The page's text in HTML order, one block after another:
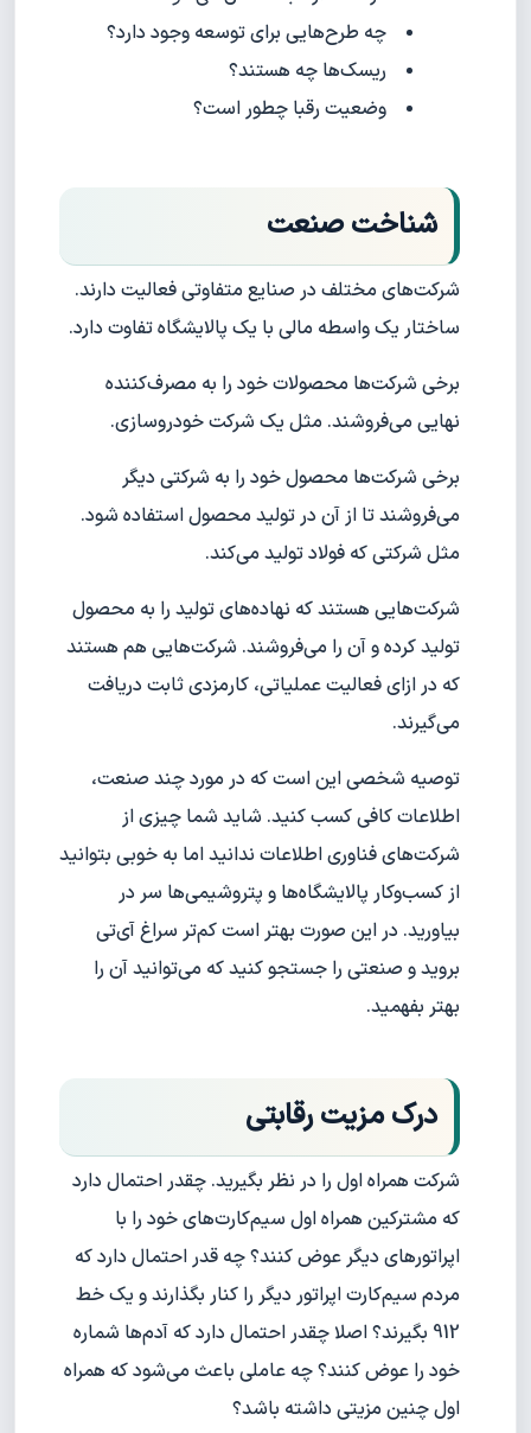
چه طرح‌هایی برای توسعه وجود دارد؟
ریسک‌ها چه هستند؟
وضعیت رقبا چطور است؟
شناخت صنعت
شرکت‌های مختلف در صنایع متفاوتی فعالیت دارند.
ساختار یک واسطه مالی با یک پالایشگاه تفاوت دارد.
برخی شرکت‌ها محصولات خود را به مصرف‌کننده
نهایی می‌فروشند. مثل یک شرکت خودروسازی.
برخی شرکت‌ها محصول خود را به شرکتی دیگر
می‌فروشند تا از آن در تولید محصول استفاده شود.
مثل شرکتی که فولاد تولید می‌کند.
شرکت‌هایی هستند که نهاده‌های تولید را به محصول
تولید کرده و آن را می‌فروشند. شرکت‌هایی هم هستند
که در ازای فعالیت عملیاتی، کارمزدی ثابت دریافت
می‌گیرند.
توصیه شخصی این است که در مورد چند صنعت،
اطلاعات کافی کسب کنید. شاید شما چیزی از
شرکت‌های فناوری اطلاعات ندانید اما به خوبی بتوانید
از کسب‌وکار پالایشگاه‌ها و پتروشیمی‌ها سر در
بیاورید. در این صورت بهتر است کم‌تر سراغ آی‌تی
بروید و صنعتی را جستجو کنید که می‌توانید آن را
بهتر بفهمید.
درک مزیت رقابتی
شرکت همراه اول را در نظر بگیرید. چقدر احتمال دارد
که مشترکین همراه اول سیم‌کارت‌های خود را با
اپراتورهای دیگر عوض کنند؟ چه قدر احتمال دارد که
مردم سیم‌کارت اپراتور دیگر را کنار بگذارند و یک خط
912 بگیرند؟ اصلا چقدر احتمال دارد که آدم‌ها شماره
خود را عوض کنند؟ چه عاملی باعث می‌شود که همراه
اول چنین مزیتی داشته باشد؟